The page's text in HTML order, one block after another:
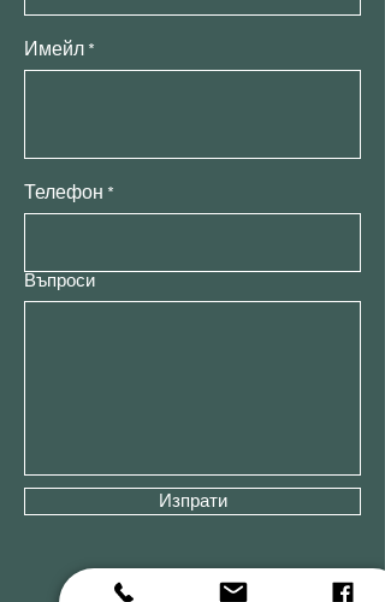
Имейл
Телефон
Въпроси
Изпрати